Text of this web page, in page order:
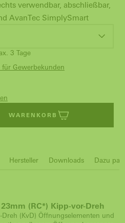
verwendbar, abschließbar,
AvanTec SimplySmart
3 Tage
für Gewerbekunden
WARENKORB
Hersteller Downloads Dazu
(RC*) Kipp-vor-Dreh
(KvD) Öffnungselementen und